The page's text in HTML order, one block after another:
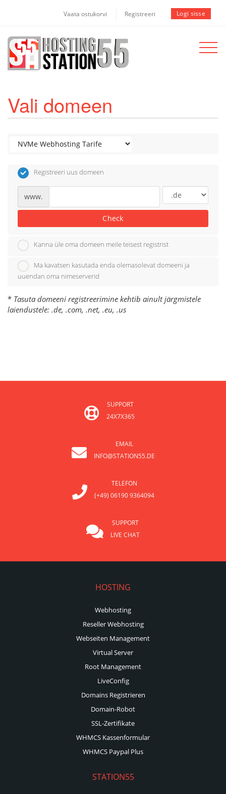
Vaata ostukorvi Registreeri Logi sisse
Toggle
Vali domeen
Registreeri uus domeen
www.
Check
Kanna üle oma domeen meile teisest registrist
Ma kavatsen kasutada enda olemasolevat domeeni ja
uuendan oma nimeserverid
* Tasuta domeeni registreerimine kehtib ainult järgmistele
laiendustele: .de, .com, .net, .eu, .us
SUPPORT
24X7X365
EMAIL
INFO@STATION55.DE
TELEFON
(+49) 06190 9364094
SUPPORT
LIVE CHAT
HOSTING
Webhosting
Reseller Webhosting
Webseiten Management
Virtual Server
Root Management
LiveConfig
Domains Registrieren
Domain-Robot
SSL-Zertifikate
WHMCS Kassenformular
WHMCS Paypal Plus
STATION55